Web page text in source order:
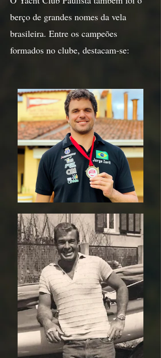
berço de grandes nomes da vela
brasileira. Entre os campeões
formados no clube, destacam-se: